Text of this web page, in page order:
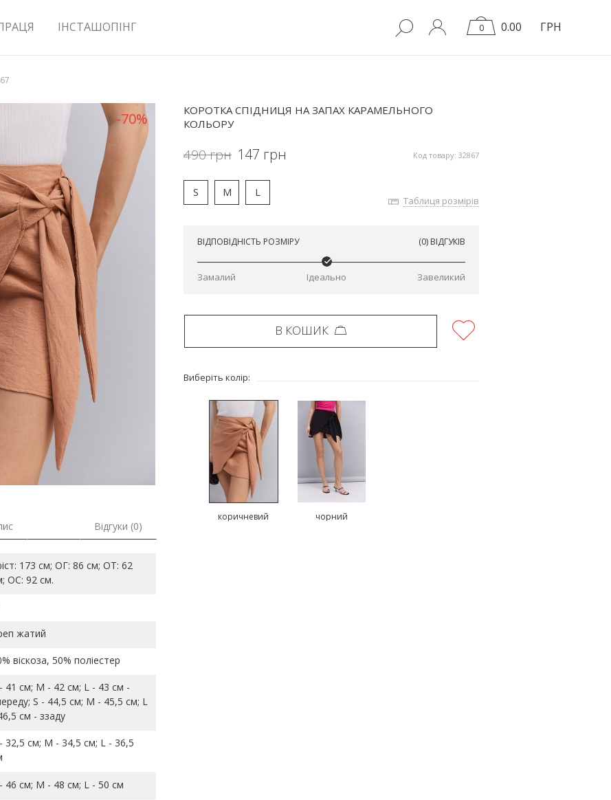
ІНСТАШОПІНГ 0 0.00 ГРН
КОРОТКА СПІДНИЦЯ НА ЗАПАХ КАРАМЕЛЬНОГО
КОЛЬОРУ
490грн 147 грн Код товару: 32867
S M L
Таблиця розмірів
ВІДПОВІДНІСТЬ РОЗМІРУ
(0) ВІДГУКІВ
Замалий Ідеально Завеликий
В КОШИК
Виберіть колір:
коричневий чорний
-70%
Відгуки (0)
173 см; ОГ: 86 см; ОТ: 62
ОС: 92 см.
жатий
віскоза, 50% поліестер
41 см; M - 42 см; L - 43 см -
S - 44,5 см; M - 45,5 см; L
см - ззаду
32,5 см; M - 34,5 см; L - 36,5
46 см; M - 48 см; L - 50 см